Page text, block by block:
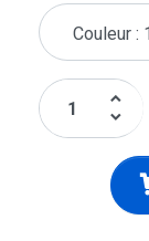
keyboard_arrow_up
keyboard_arrow_down